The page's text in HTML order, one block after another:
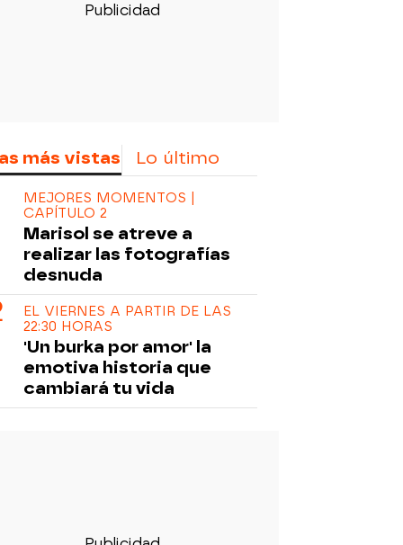
más vistas Lo último
MEJORES MOMENTOS |
CAPÍTULO 2
Marisol se atreve a
realizar las fotografías
desnuda
EL VIERNES A PARTIR DE LAS
22:30 HORAS
'Un burka por amor' la
emotiva historia que
cambiará tu vida